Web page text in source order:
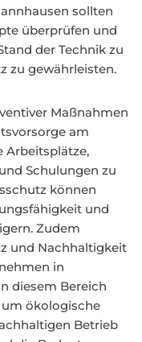
sollten
überprüfen und
der Technik zu
zu gewährleisten.
Maßnahmen
am
Arbeitsplätze,
Schulungen zu
können
und
Zudem
und Nachhaltigkeit
in
diesem Bereich
um ökologische
Betrieb